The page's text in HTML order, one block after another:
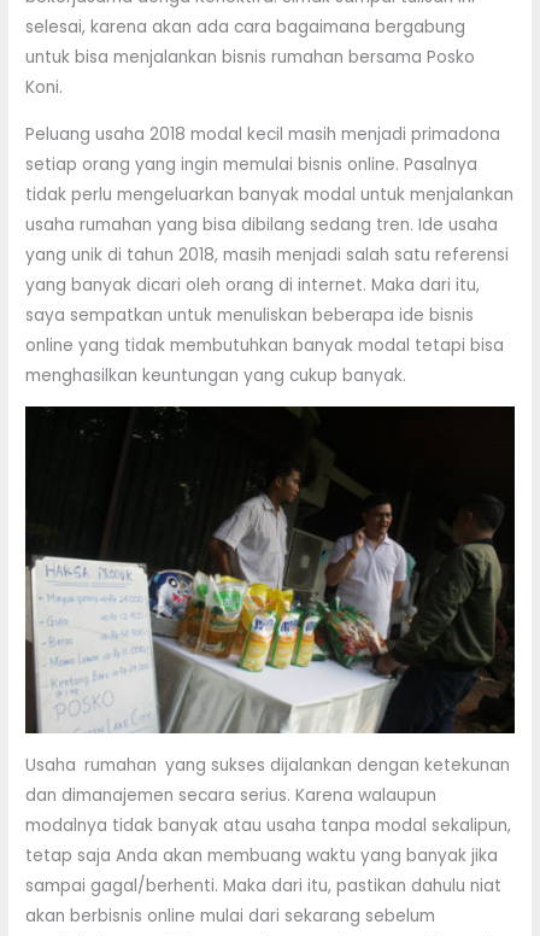
selesai, karena akan ada cara bagaimana bergabung
untuk bisa menjalankan bisnis rumahan bersama Posko
Koni.
Peluang usaha 2018 modal kecil masih menjadi primadona
setiap orang yang ingin memulai bisnis online. Pasalnya
tidak perlu mengeluarkan banyak modal untuk menjalankan
usaha rumahan yang bisa dibilang sedang tren. Ide usaha
yang unik di tahun 2018, masih menjadi salah satu referensi
yang banyak dicari oleh orang di internet. Maka dari itu,
saya sempatkan untuk menuliskan beberapa ide bisnis
online yang tidak membutuhkan banyak modal tetapi bisa
menghasilkan keuntungan yang cukup banyak.
Usaha rumahan yang sukses dijalankan dengan ketekunan
dan dimanajemen secara serius. Karena walaupun
modalnya tidak banyak atau usaha tanpa modal sekalipun,
tetap saja Anda akan membuang waktu yang banyak jika
sampai gagal/berhenti. Maka dari itu, pastikan dahulu niat
akan berbisnis online mulai dari sekarang sebelum